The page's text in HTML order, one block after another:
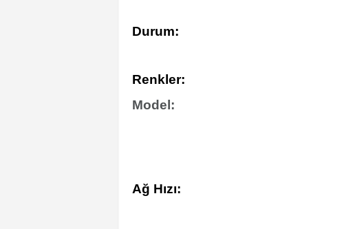
Durum:
Renkler:
Model:
Ağ Hızı: